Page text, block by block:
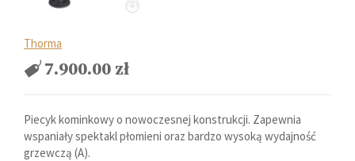
Thorma
7.900.00 zł
Piecyk kominkowy o nowoczesnej konstrukcji. Zapewnia
wspaniały spektakl płomieni oraz bardzo wysoką wydajność
grzewczą (A).